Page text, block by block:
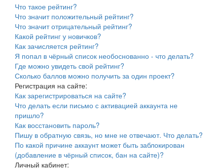
Что такое рейтинг?
Что значит положительный рейтинг?
Что значит отрицательный рейтинг?
Какой рейтинг у новичков?
Как зачисляется рейтинг?
Я попал в чёрный список необоснованно - что делать?
Где можно увидеть свой рейтинг?
Сколько баллов можно получить за один проект?
Регистрация на сайте:
Как зарегистрироваться на сайте?
Что делать если письмо с активацией аккаунта не
пришло?
Как восстановить пароль?
Пишу в обратную связь, но мне не отвечают. Что делать?
По какой причине аккаунт может быть заблокирован
(добавление в чёрный список, бан на сайте)?
Личный кабинет: